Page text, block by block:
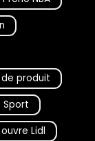
produit
Sport
Lidl